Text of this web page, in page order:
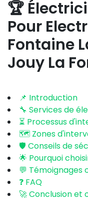
🏆
Pour
Fontaine
Jouy La
📌 Introduction
🔧 Services de
⏳ Processus
🗺️ Zones
🛡️ Conseils de
🌟 Pourquoi
💬 Témoignages
❓ FAQ
🚀 Conclusion et